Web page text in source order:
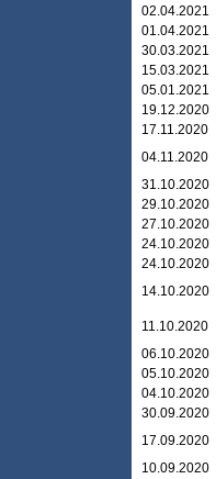
02.04.2021
01.04.2021
30.03.2021
15.03.2021
05.01.2021
19.12.2020
17.11.2020
04.11.2020
31.10.2020
29.10.2020
27.10.2020
24.10.2020
24.10.2020
14.10.2020
11.10.2020
06.10.2020
05.10.2020
04.10.2020
30.09.2020
17.09.2020
10.09.2020